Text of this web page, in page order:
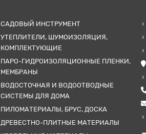
САДОВЫЙ ИНСТРУМЕНТ
УТЕПЛИТЕЛИ, ШУМОИЗОЛЯЦИЯ,
КОМПЛЕКТУЮЩИЕ
ПАРО-ГИДРОИЗОЛЯЦИОННЫЕ ПЛЕНКИ,
МЕМБРАНЫ
ВОДОСТОЧНАЯ И ВОДООТВОДНЫЕ
СИСТЕМЫ ДЛЯ ДОМА
ПИЛОМАТЕРИАЛЫ, БРУС, ДОСКА
ДРЕВЕСТНО-ПЛИТНЫЕ МАТЕРИАЛЫ